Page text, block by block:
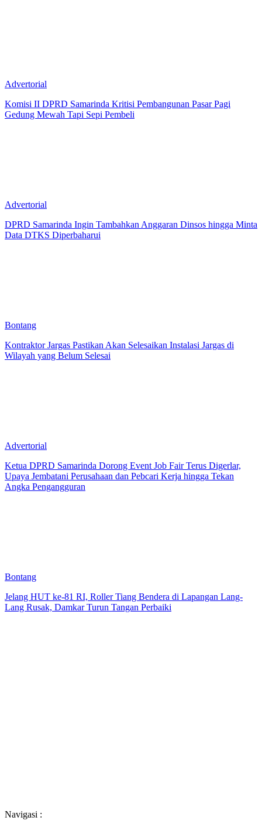
Advertorial
Komisi II DPRD Samarinda Kritisi Pembangunan Pasar Pagi
Gedung Mewah Tapi Sepi Pembeli
Advertorial
DPRD Samarinda Ingin Tambahkan Anggaran Dinsos hingga Minta
Data DTKS Diperbaharui
Bontang
Kontraktor Jargas Pastikan Akan Selesaikan Instalasi Jargas di
Wilayah yang Belum Selesai
Advertorial
Ketua DPRD Samarinda Dorong Event Job Fair Terus Digerlar,
Upaya Jembatani Perusahaan dan Pebcari Kerja hingga Tekan
Angka Pengangguran
Bontang
Jelang HUT ke-81 RI, Roller Tiang Bendera di Lapangan Lang-
Lang Rusak, Damkar Turun Tangan Perbaiki
Navigasi :